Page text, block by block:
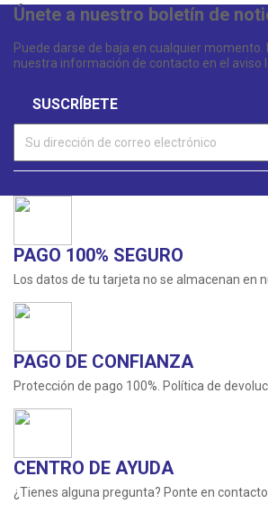
Únete a nuestro boletín de
Puede darse de baja en cualquier momento.
nuestra información de contacto en el aviso
PAGO 100% SEGURO
Los datos de tu tarjeta no se almacenan en
PAGO DE CONFIANZA
Protección de pago 100%. Política de
CENTRO DE AYUDA
¿Tienes alguna pregunta? Ponte en